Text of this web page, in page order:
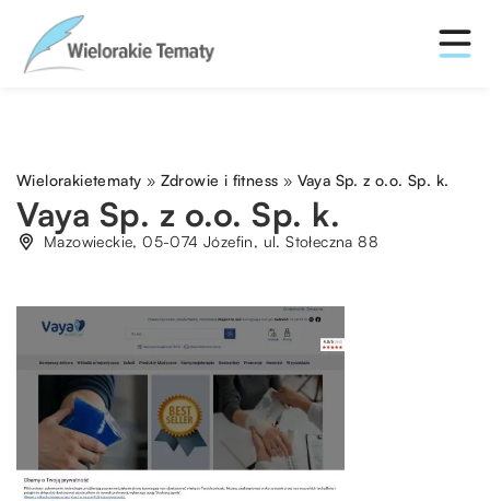
Wielorakietematy » Zdrowie i fitness » Vaya Sp. z o.o. Sp. k.
Vaya Sp. z o.o. Sp. k.
Mazowieckie, 05-074 Józefin, ul. Stołeczna 88